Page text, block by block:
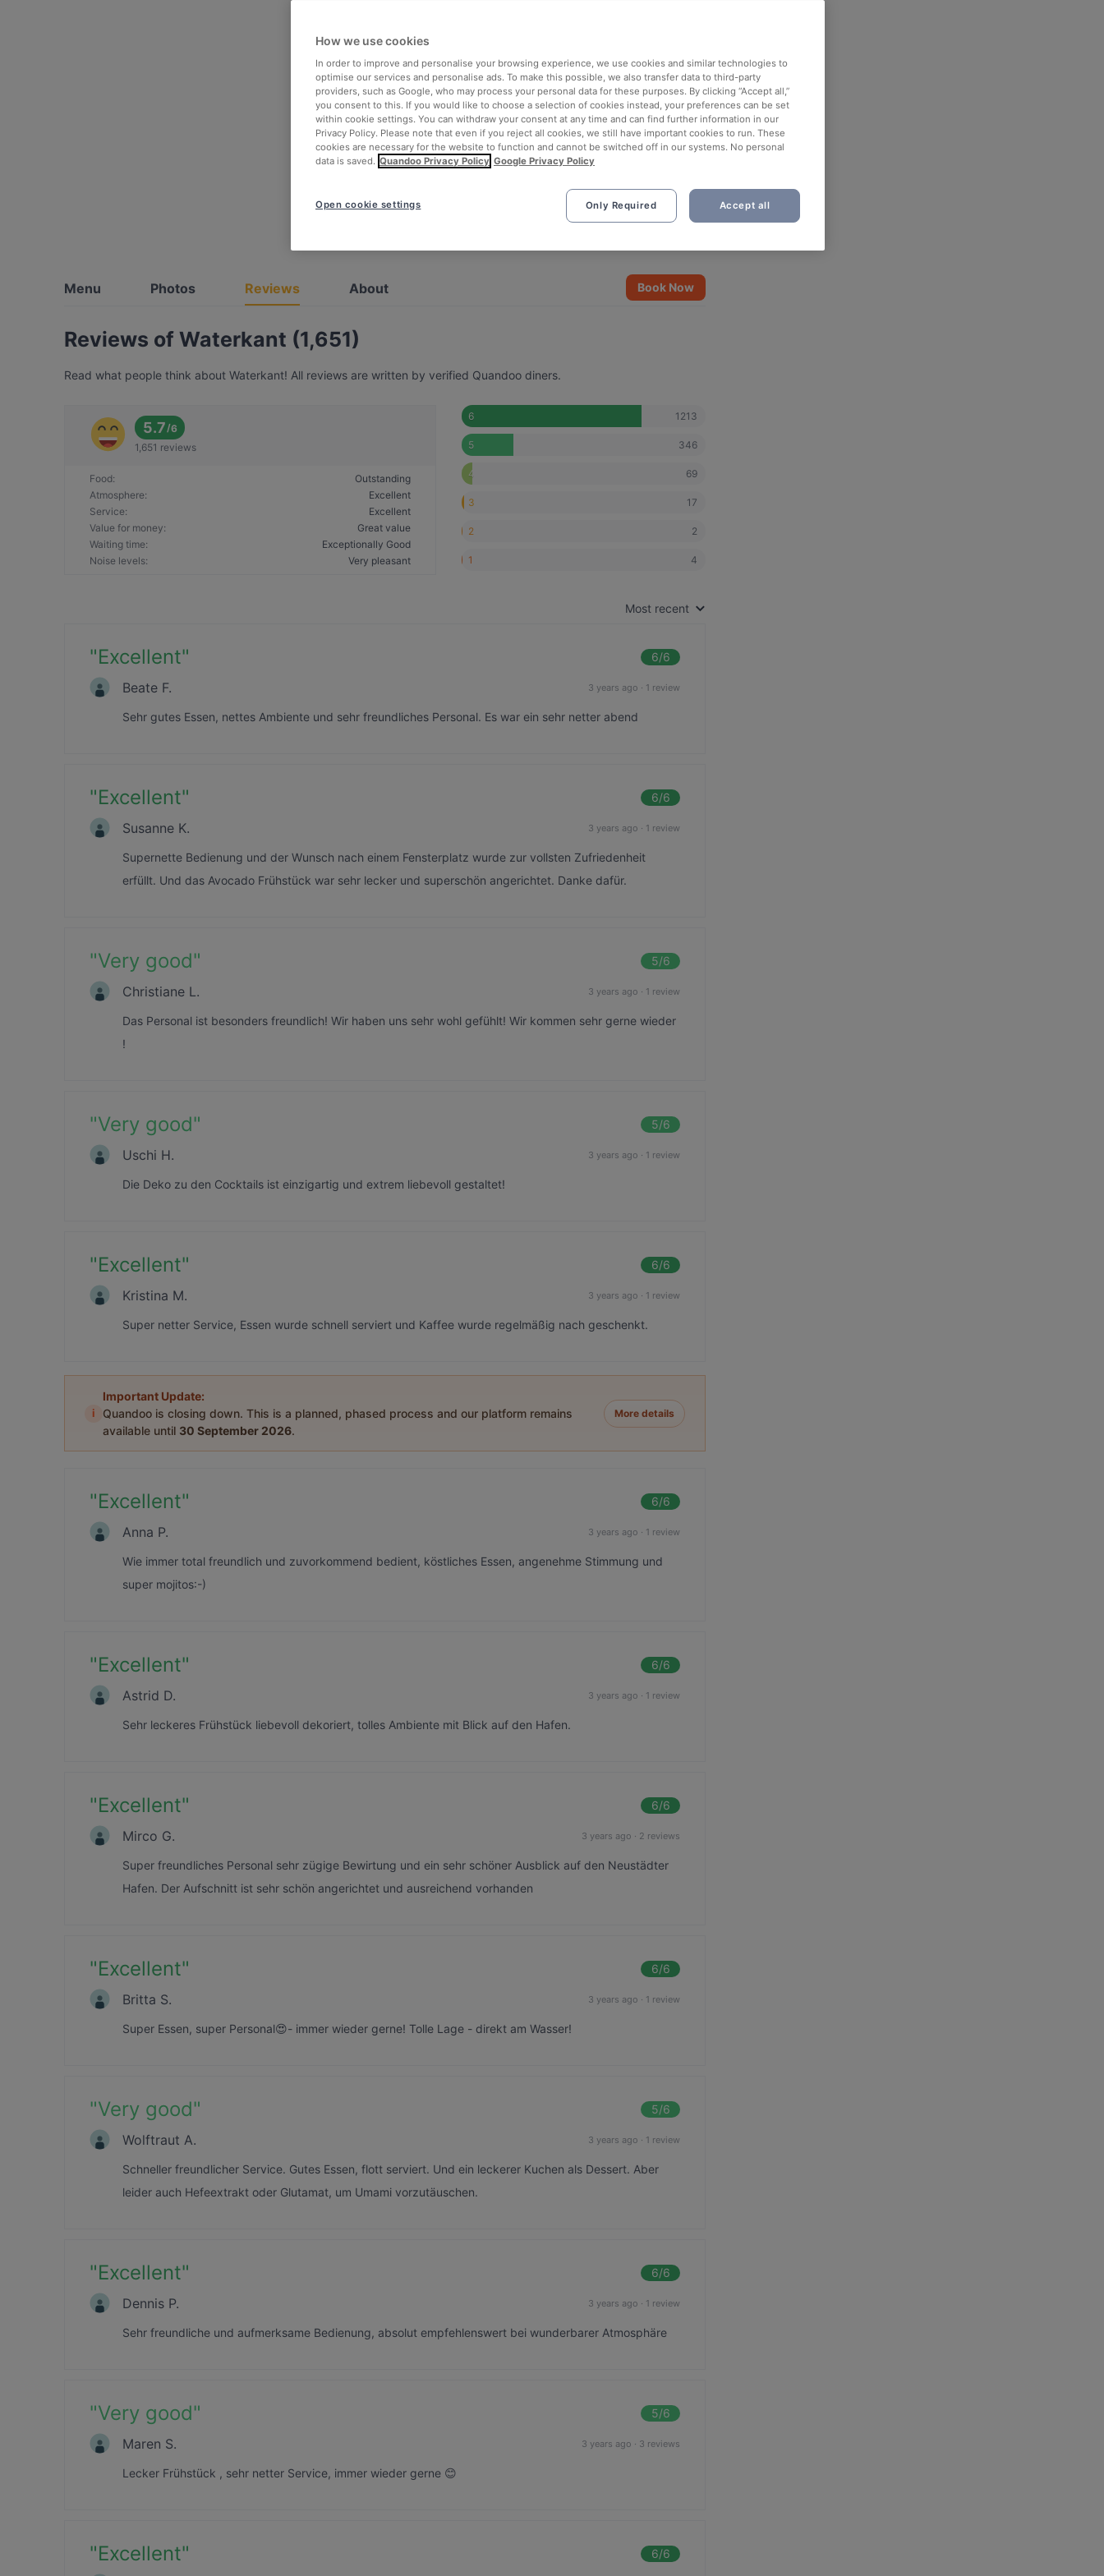
Menu Photos Reviews About Book Now
Reviews of Waterkant (1,651)
Read what people think about Waterkant! All reviews are written by verified Quandoo diners.
5.7/6
1,651 reviews
Food:
Outstanding
Atmosphere:
Excellent
Service:
Excellent
Value for money:
Great value
Waiting time:
Exceptionally Good
Noise levels: Very pleasant
6 1213
5 346
4 69
3 17
2 2
1 4
Most recent
"Excellent" 6/6
Beate F. 3 years ago · 1 review
Sehr gutes Essen, nettes Ambiente und sehr freundliches Personal. Es war ein sehr netter abend
"Excellent" 6/6
Susanne K. 3 years ago · 1 review
Supernette Bedienung und der Wunsch nach einem Fensterplatz wurde zur vollsten Zufriedenheit
erfüllt. Und das Avocado Frühstück war sehr lecker und superschön angerichtet. Danke dafür.
"Very good" 5/6
Christiane L. 3 years ago · 1 review
Das Personal ist besonders freundlich! Wir haben uns sehr wohl gefühlt! Wir kommen sehr gerne wieder
!
"Very good" 5/6
Uschi H. 3 years ago · 1 review
Die Deko zu den Cocktails ist einzigartig und extrem liebevoll gestaltet!
"Excellent" 6/6
Kristina M. 3 years ago · 1 review
Super netter Service, Essen wurde schnell serviert und Kaffee wurde regelmäßig nach geschenkt.
i
Important Update:
Quandoo is closing down. This is a planned, phased process and our platform remains
available until 30 September 2026.
More details
"Excellent" 6/6
Anna P. 3 years ago · 1 review
Wie immer total freundlich und zuvorkommend bedient, köstliches Essen, angenehme Stimmung und
super mojitos:-)
"Excellent" 6/6
Astrid D. 3 years ago · 1 review
Sehr leckeres Frühstück liebevoll dekoriert, tolles Ambiente mit Blick auf den Hafen.
"Excellent" 6/6
Mirco G. 3 years ago · 2 reviews
Super freundliches Personal sehr zügige Bewirtung und ein sehr schöner Ausblick auf den Neustädter
Hafen. Der Aufschnitt ist sehr schön angerichtet und ausreichend vorhanden
"Excellent" 6/6
Britta S. 3 years ago · 1 review
Super Essen, super Personal😍- immer wieder gerne! Tolle Lage - direkt am Wasser!
"Very good" 5/6
Wolftraut A. 3 years ago · 1 review
Schneller freundlicher Service. Gutes Essen, flott serviert. Und ein leckerer Kuchen als Dessert. Aber
leider auch Hefeextrakt oder Glutamat, um Umami vorzutäuschen.
"Excellent" 6/6
Dennis P. 3 years ago · 1 review
Sehr freundliche und aufmerksame Bedienung, absolut empfehlenswert bei wunderbarer Atmosphäre
"Very good" 5/6
Maren S. 3 years ago · 3 reviews
Lecker Frühstück , sehr netter Service, immer wieder gerne 😊
"Excellent" 6/6
How we use cookies
In order to improve and personalise your browsing experience, we use cookies and similar technologies to
optimise our services and personalise ads. To make this possible, we also transfer data to third-party
providers, such as Google, who may process your personal data for these purposes. By clicking “Accept all,”
you consent to this. If you would like to choose a selection of cookies instead, your preferences can be set
within cookie settings. You can withdraw your consent at any time and can find further information in our
Privacy Policy. Please note that even if you reject all cookies, we still have important cookies to run. These
cookies are necessary for the website to function and cannot be switched off in our systems. No personal
data is saved. Quandoo Privacy Policy Google Privacy Policy
Only Required Accept all
Open cookie settings